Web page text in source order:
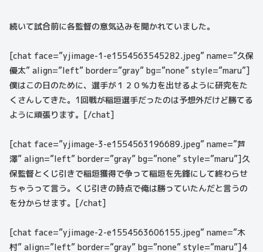
続いて試合前に各監督の意気込みを聞かれていました。
[chat face=”yjimage-1-e1554563545282.jpeg” name=”久保
優太” align=”left” border=”gray” bg=”none” style=”maru”]
僕はこの日のために、選手が１２０％力を出せるように研究をた
くさんしてきた。1回戦が稲垣選手だったのは予想外だけど勝てる
ように頑張ります。[/chat]
[chat face=”yjimage-3-e1554563196689.jpeg” name=”芦
澤” align=”left” border=”gray” bg=”none” style=”maru”]久
保監督とくじ引きで稲垣獲得で争って稲垣を先鋒にして終わらせ
ちゃうって言う。くじ引きの時点で俺は勝っていたんだと言うの
を分からせます。[/chat]
[chat face=”yjimage-2-e1554563606155.jpeg” name=”木
村” align=”left” border=”gray” bg=”none” style=”maru”]4